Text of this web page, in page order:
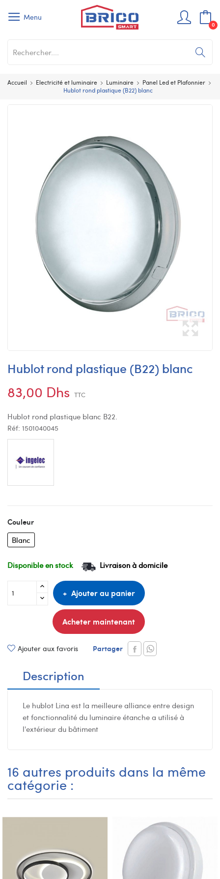
Menu
0
Accueil Electricité et luminaire Luminaire
Panel Led et Plafonnier
Hublot rond plastique (B22) blanc
Hublot rond plastique (B22) blanc
83,00 Dhs TTC
Hublot rond plastique blanc B22.
Réf: 1501040045
Couleur
Blanc
Disponible en stock Livraison à domicile
Ajouter au panier
Acheter maintenant
Ajouter aux favoris Partager
Description
Le hublot Lina est la meilleure alliance entre design
et fonctionnalité du luminaire étanche a utilisé à
l'extérieur du bâtiment
16 autres produits dans la même
catégorie :